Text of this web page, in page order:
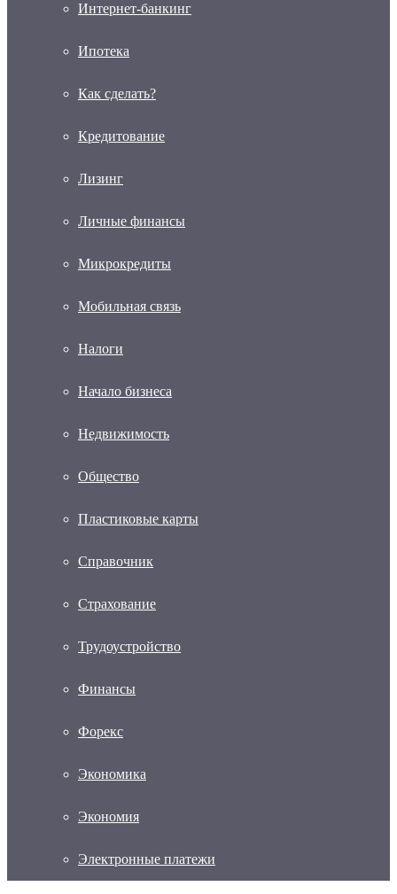
Интернет-банкинг
Ипотека
Как сделать?
Кредитование
Лизинг
Личные финансы
Микрокредиты
Мобильная связь
Налоги
Начало бизнеса
Недвижимость
Общество
Пластиковые карты
Справочник
Страхование
Трудоустройство
Финансы
Форекс
Экономика
Экономия
Электронные платежи